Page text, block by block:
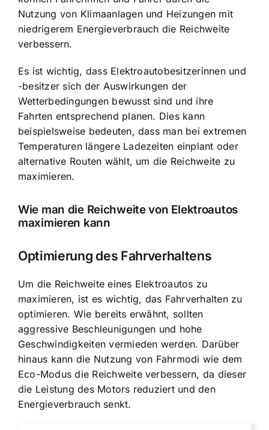
Nutzung von Klimaanlagen und Heizungen mit
niedrigerem Energieverbrauch die Reichweite
verbessern.
Es ist wichtig, dass Elektroautobesitzerinnen und
-besitzer sich der Auswirkungen der
Wetterbedingungen bewusst sind und ihre
Fahrten entsprechend planen. Dies kann
beispielsweise bedeuten, dass man bei extremen
Temperaturen längere Ladezeiten einplant oder
alternative Routen wählt, um die Reichweite zu
maximieren.
Wie man die Reichweite von Elektroautos
maximieren kann
Optimierung des Fahrverhaltens
Um die Reichweite eines Elektroautos zu
maximieren, ist es wichtig, das Fahrverhalten zu
optimieren. Wie bereits erwähnt, sollten
aggressive Beschleunigungen und hohe
Geschwindigkeiten vermieden werden. Darüber
hinaus kann die Nutzung von Fahrmodi wie dem
Eco-Modus die Reichweite verbessern, da dieser
die Leistung des Motors reduziert und den
Energieverbrauch senkt.